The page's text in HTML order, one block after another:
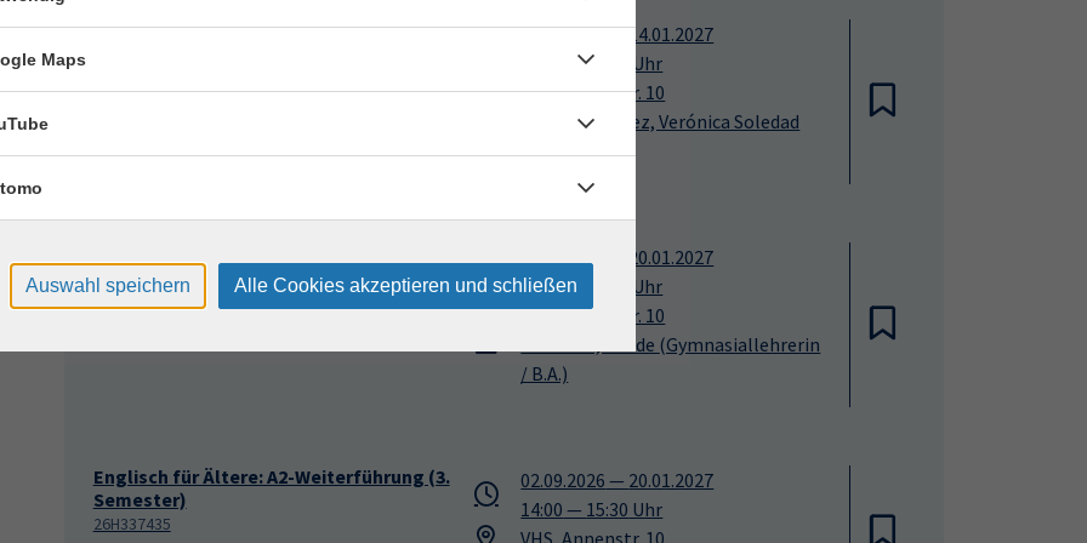
Englisch für Ältere: A1-Round-off und
17.09.2026—14.01.2027
—10:30
Uhr
VHS, Annenstr. 10
Sánchez Cortez, Verónica Soledad
(B.A.)
Semester)
26H337432
20.01.2027
11:10—
Uhr
VHS, Annenstr. 10
Finsterer, Isolde (Gymnasiallehrerin
/ B.A.)
Englisch für Ältere: A2-Weiterführung (3.
Semester)
26H337435
02.09.2026 — 20.01.2027
14:00 — 15:30 Uhr
VHS, Annenstr. 10
Maps
Auswahl speichern Alle Cookies akzeptieren und schließen